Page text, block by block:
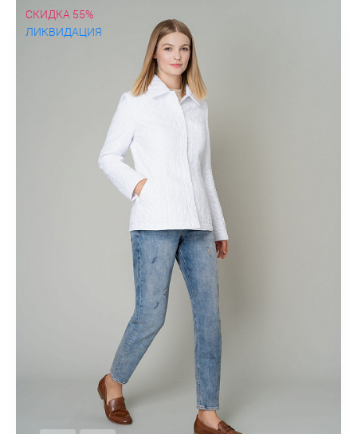
СКИДКА 55%
ЛИКВИДАЦИЯ